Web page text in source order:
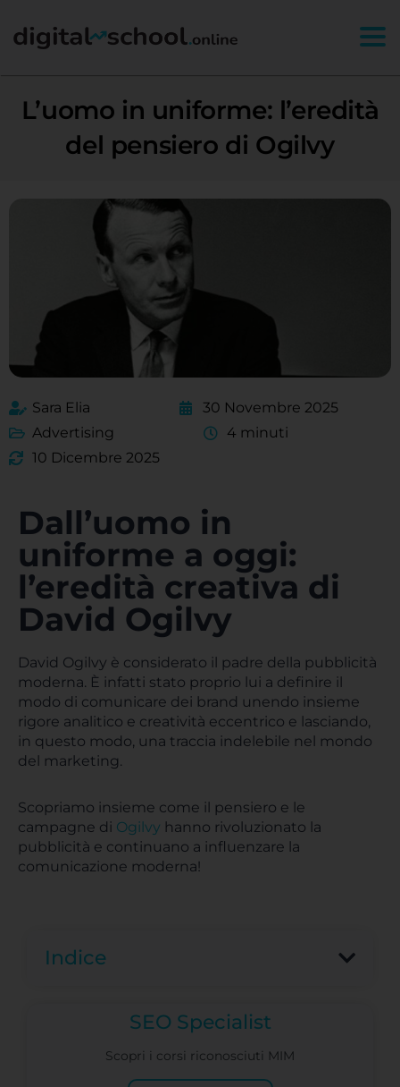
L’uomo in uniforme: l’eredità
del pensiero di Ogilvy
Sara Elia
30 Novembre 2025
Advertising
4 minuti
10 Dicembre 2025
Dall’uomo in
uniforme a oggi:
l’eredità creativa di
David Ogilvy
David Ogilvy è considerato il padre della pubblicità
moderna. È infatti stato proprio lui a definire il
modo di comunicare dei brand unendo insieme
rigore analitico e creatività eccentrico e lasciando,
in questo modo, una traccia indelebile nel mondo
del marketing.
Scopriamo insieme come il pensiero e le
campagne di Ogilvy hanno rivoluzionato la
pubblicità e continuano a influenzare la
comunicazione moderna!
Indice
SEO Specialist
Scopri i corsi riconosciuti MIM